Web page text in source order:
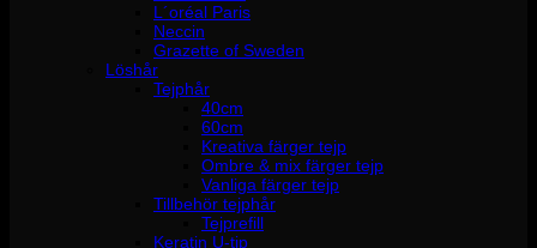
L´oréal Paris
Neccin
Grazette of Sweden
Löshår
Tejphår
40cm
60cm
Kreativa färger tejp
Ombre & mix färger tejp
Vanliga färger tejp
Tillbehör tejphår
Tejprefill
Keratin U-tip